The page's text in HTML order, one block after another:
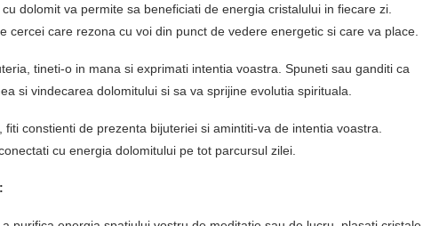
dolomit va permite sa beneficiati de energia cristalului in fiecare zi.
cercei care rezona cu voi din punct de vedere energetic si care va place.
tineti-o in mana si exprimati intentia voastra. Spuneti sau ganditi ca
si vindecarea dolomitului si sa va sprijine evolutia spirituala.
constienti de prezenta bijuteriei si amintiti-va de intentia voastra.
cu energia dolomitului pe tot parcursul zilei.